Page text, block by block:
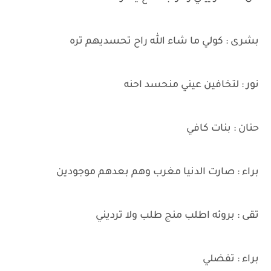
بشرى : كولي ما شاء الله راح تحسديهم تره
نور : لتخافين عيني منحسد احنه
حنان : بنات كافي
براء : صارت الدنيا مغرب وهم بعدهم موجودين
تقى : بروئه اطلب منج طلب ولا ترديني
براء : تفضلي